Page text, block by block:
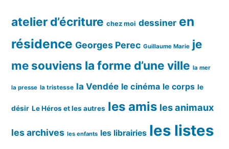
atelier d’écriture chez moi dessiner en
résidence Georges Perec Guillaume Marie je
me souviens la forme d’une ville la mer
la presse la tristesse la Vendée le cinéma le corps le
désir Le Héros et les autres les amis les animaux
les archives les enfants les librairies les listes